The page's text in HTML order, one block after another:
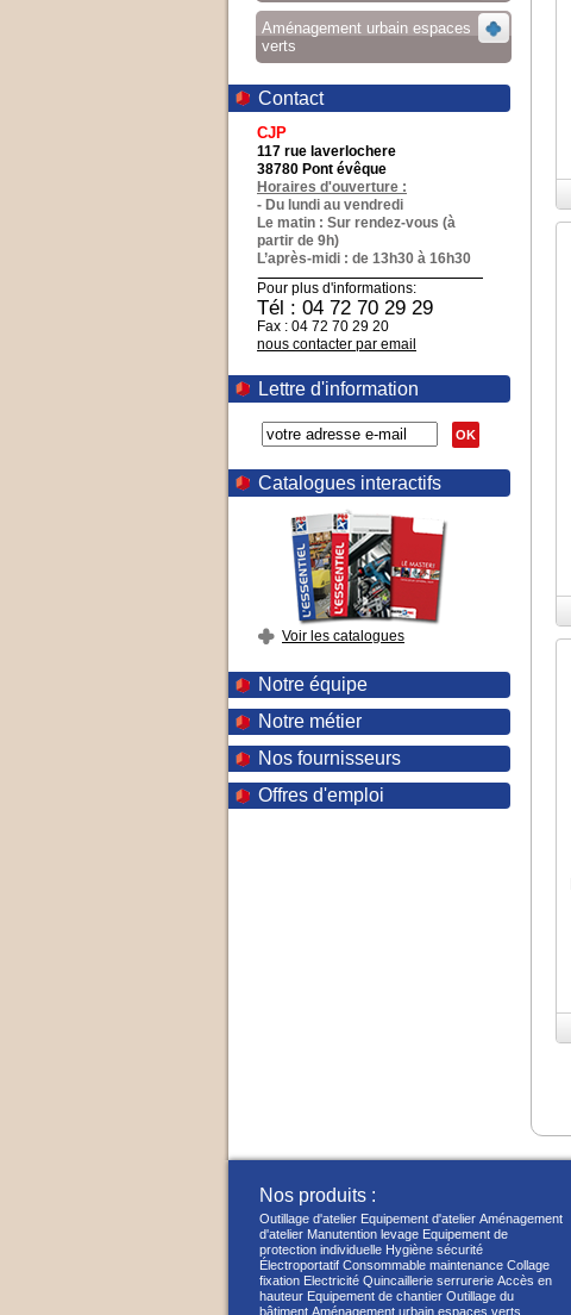
Aménagement urbain espaces
verts
Contact
CJP
117 rue laverlochere
38780 Pont évêque
Horaires d'ouverture :
- Du lundi au vendredi
Le matin : Sur rendez-vous (à
partir de 9h)
L’après-midi : de 13h30 à 16h30
Pour plus d'informations:
Tél : 04 72 70 29 29
Fax : 04 72 70 29 20
nous contacter par email
Lettre d'information
OK
Catalogues interactifs
Voir les catalogues
Notre équipe
Notre métier
Nos fournisseurs
Offres d'emploi
Nos produits :
Outillage d'atelier Equipement d'atelier Aménagement
d'atelier Manutention levage Equipement de
protection individuelle Hygiène sécurité
Électroportatif Consommable maintenance Collage
fixation Electricité Quincaillerie serrurerie Accès en
hauteur Equipement de chantier Outillage du
bâtiment Aménagement urbain espaces verts